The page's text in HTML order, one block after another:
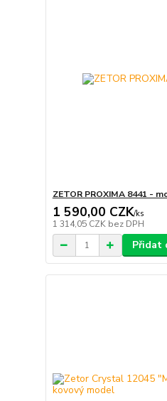
ZETOR PROXIMA 8441 -
1 590,00 CZK/ks
1 314,05 CZK bez DPH
Přidat